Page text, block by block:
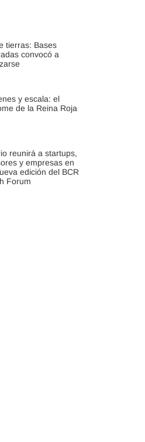
tierras: Bases
convocó a
y escala: el
de la Reina Roja
reunirá a startups,
y empresas en
edición del BCR
Forum